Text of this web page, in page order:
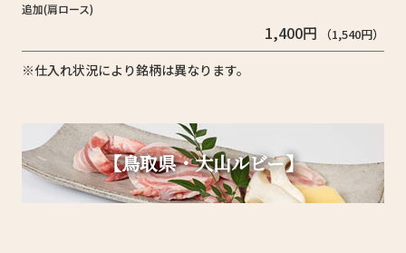
追加(肩ロース)
1,400円 （1,540円）
※仕入れ状況により銘柄は異なります。
【鳥取県・大山ルビー】